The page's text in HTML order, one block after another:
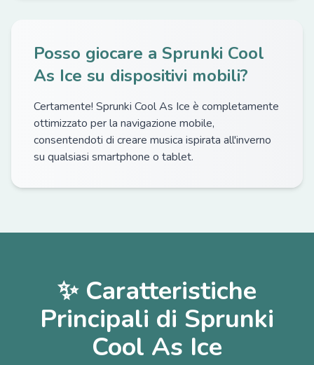
Posso giocare a Sprunki Cool
As Ice su dispositivi mobili?
Certamente! Sprunki Cool As Ice è completamente
ottimizzato per la navigazione mobile,
consentendoti di creare musica ispirata all'inverno
su qualsiasi smartphone o tablet.
✨ Caratteristiche
Principali di Sprunki
Cool As Ice